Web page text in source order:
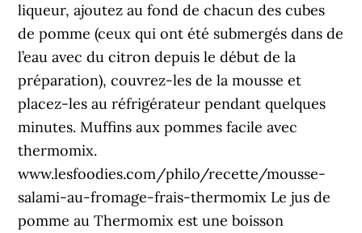
liqueur, ajoutez au fond de chacun des cubes
de pomme (ceux qui ont été submergés dans de
l’eau avec du citron depuis le début de la
préparation), couvrez-les de la mousse et
placez-les au réfrigérateur pendant quelques
minutes. Muffins aux pommes facile avec
thermomix.
www.lesfoodies.com/philo/recette/mousse-
salami-au-fromage-frais-thermomix Le jus de
pomme au Thermomix est une boisson